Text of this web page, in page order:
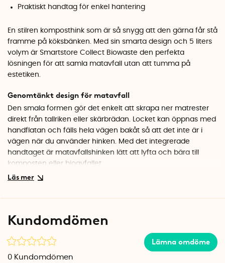
Praktiskt handtag för enkel hantering
En stilren komposthink som är så snygg att den gärna får stå
framme på köksbänken. Med sin smarta design och 5 liters
volym är Smartstore Collect Biowaste den perfekta
lösningen för att samla matavfall utan att tumma på
estetiken.
Genomtänkt design för matavfall
Den smala formen gör det enkelt att skrapa ner matrester
direkt från tallriken eller skärbrädan. Locket kan öppnas med
handflatan och fälls hela vägen bakåt så att det inte är i
vägen när du använder hinken. Med det integrerade
handtaget är matavfallshinken lätt att lyfta och bära till
komposten eller bioavfallet.
intryck även när hinken är i bruk. Locket kan tas av helt för
Kundomdömen
Lämna omdöme
0 Kundomdömen